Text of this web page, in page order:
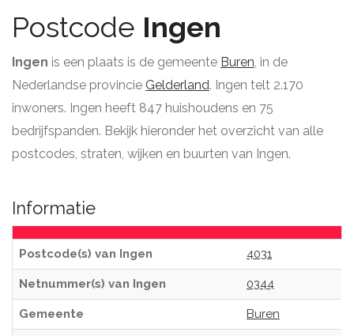
Postcode Ingen
Ingen is een plaats is de gemeente Buren, in de
Nederlandse provincie Gelderland. Ingen telt 2.170
inwoners. Ingen heeft 847 huishoudens en 75
bedrijfspanden. Bekijk hieronder het overzicht van alle
postcodes, straten, wijken en buurten van Ingen.
Informatie
Postcode(s) van Ingen 4031
Netnummer(s) van Ingen 0344
Gemeente Buren